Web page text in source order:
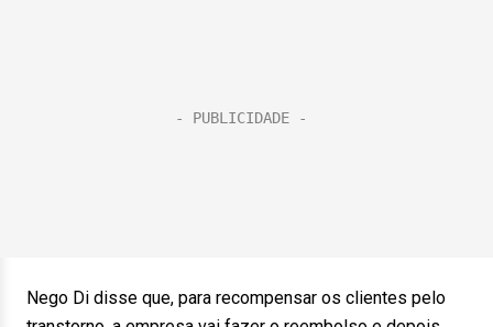
Nego Di disse que, para recompensar os clientes pelo